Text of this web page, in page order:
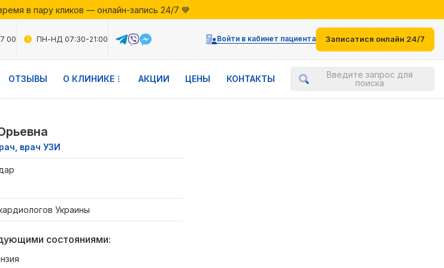
в пару кликов — онлайн-запись 24/7 💙
— воспользуйтесь выгодными предложениями
в пару кликов — онлайн-запись 24/7 💙
00 ПН-НД 07:30-21:00 Войти в кабинет пациента Записатися онлайн 24/7
ОТЗЫВЫ О КЛИНИКЕ АКЦИИ ЦЕНЫ КОНТАКТЫ
Введите запрос для
поиска
врач УЗИ
Украины
состояниями: